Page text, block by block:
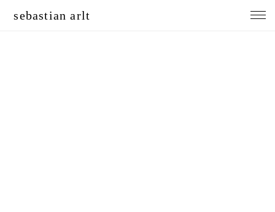
sebastian arlt